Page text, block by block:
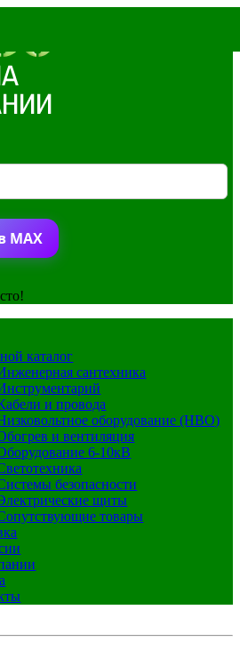
MAX
каталог
сантехника
и провода
оборудование (НВО)
и вентиляция
6-10кВ
безопасности
щиты
товары